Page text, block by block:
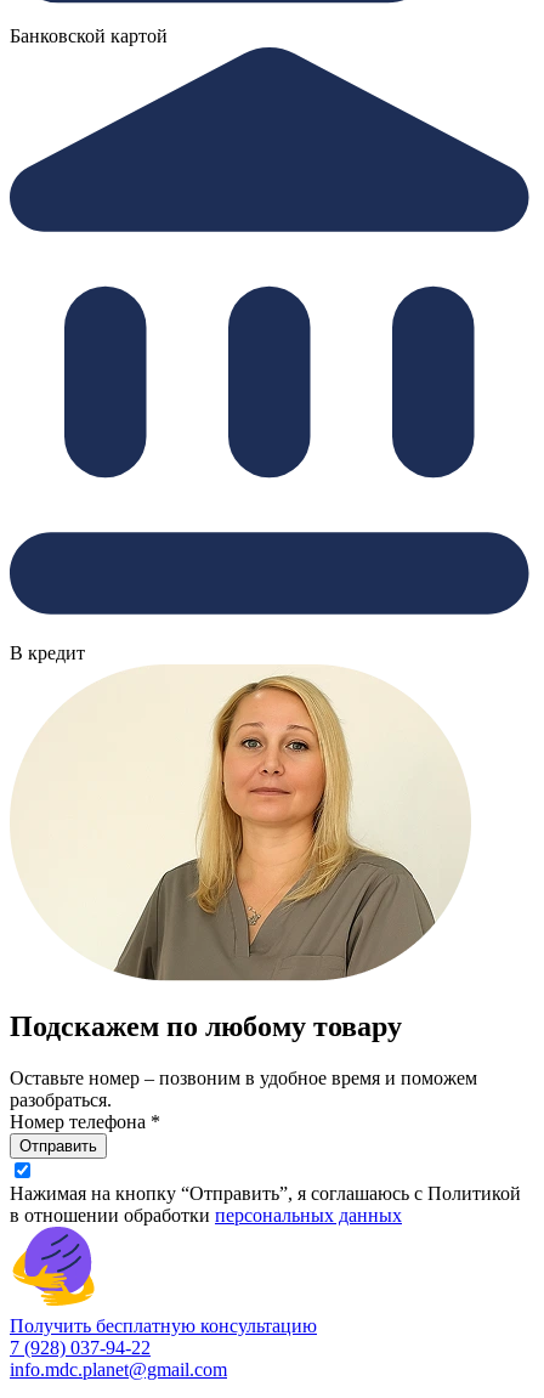
Банковской картой
В кредит
Подскажем по любому товару
Оставьте номер – позвоним в удобное время и поможем
разобраться.
Номер телефона *
Отправить
Нажимая на кнопку “Отправить”, я соглашаюсь с Политикой
в отношении обработки персональных данных
Получить бесплатную консультацию
7 (928) 037-94-22
info.mdc.planet@gmail.com